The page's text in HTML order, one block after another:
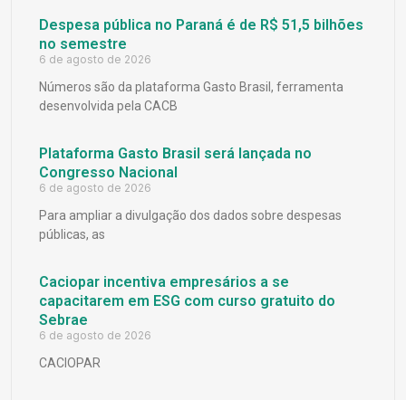
Despesa pública no Paraná é de R$ 51,5 bilhões
no semestre
6 de agosto de 2026
Números são da plataforma Gasto Brasil, ferramenta
desenvolvida pela CACB
Plataforma Gasto Brasil será lançada no
Congresso Nacional
6 de agosto de 2026
Para ampliar a divulgação dos dados sobre despesas
públicas, as
Caciopar incentiva empresários a se
capacitarem em ESG com curso gratuito do
Sebrae
6 de agosto de 2026
CACIOPAR